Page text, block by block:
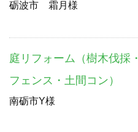
砺波市 霜月様
庭リフォーム（樹木伐採・
フェンス・土間コン）
南砺市Y様